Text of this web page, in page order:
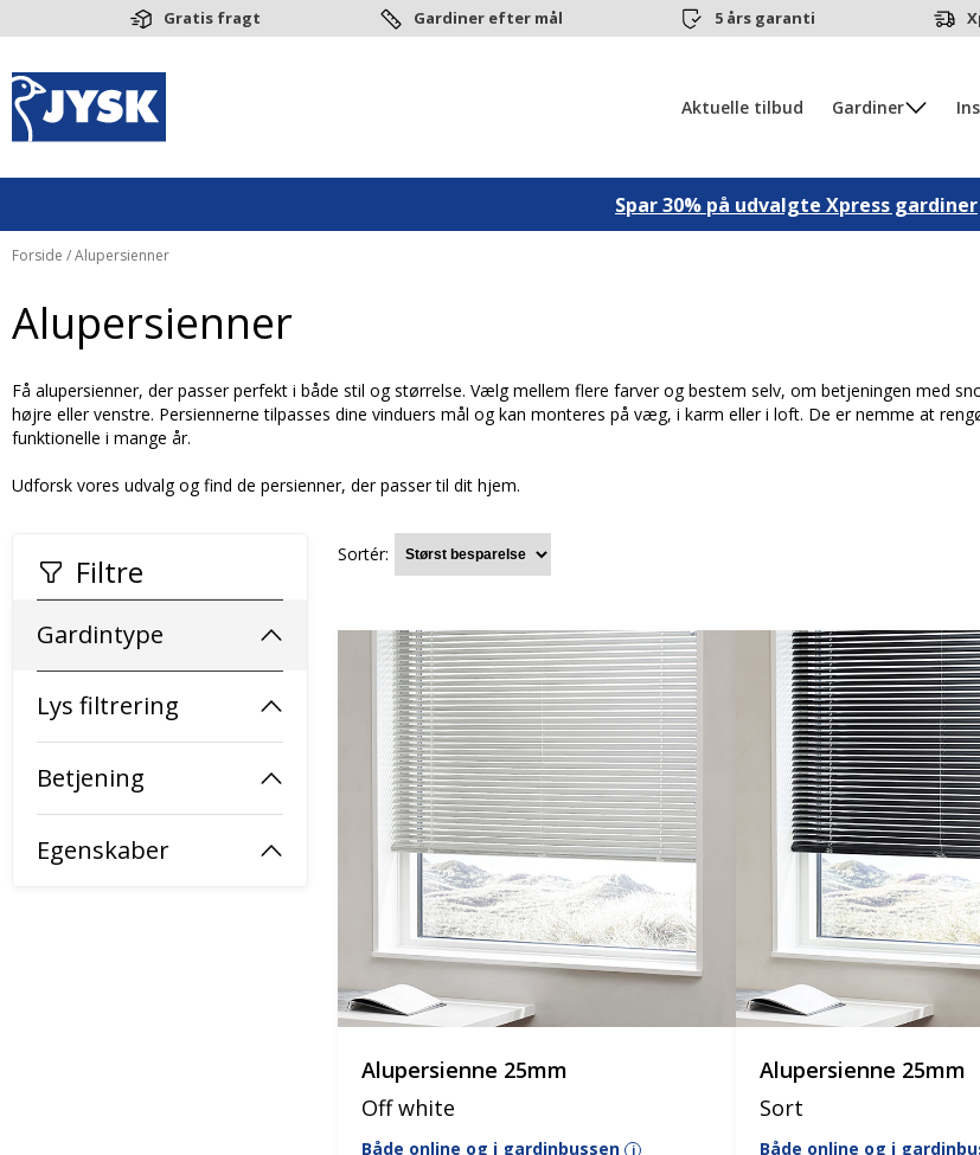
Gratis fragt Gardiner efter mål 5 års garanti
Aktuelle tilbud Gardiner
Spar 30% på udvalgte Xpress gardiner
Forside / Alupersienner
Alupersienner
Få alupersienner, der passer perfekt i både stil og størrelse. Vælg mellem flere farver og bestem selv, om betjeningen med
højre eller venstre. Persiennernetilpasses dine vinduers mål og kan monteres på væg, i karm eller i loft. De er nemme at
funktionelle i mange år.
Udforsk vores udvalg og find de persienner, der passer til dit hjem.
Filtre
Gardintype
Lys filtrering
Betjening
Egenskaber
Sortér:
Alupersienne 25mm
Off white
Både online og i gardinbussen i
Alupersienne 25mm
Sort
Både online og i